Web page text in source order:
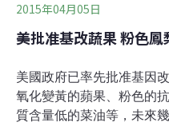
2015年04月05日
美批准基改蔬果 粉色
美國政府已率先批准基因
氧化變黃的蘋果、粉色的
質含量低的菜油等，未來